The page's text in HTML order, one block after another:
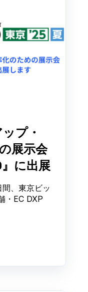
プ・
展示会
』に出展
、東京ビッ
・EC DXP